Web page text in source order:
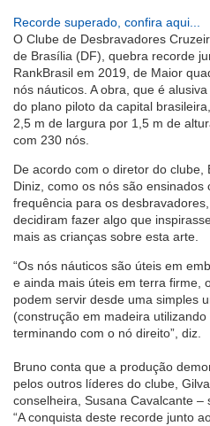
Recorde superado, confira aqui...
O Clube de Desbravadores
de Brasília (DF), quebra recorde
RankBrasil em 2019, de Maior
nós náuticos. A obra, que é
do plano piloto da capital
2,5 m de largura por 1,5 m de
com 230 nós.
De acordo com o diretor do clube,
Diniz, como os nós são ensinados
frequência para os
decidiram fazer algo que
mais as crianças sobre esta arte.
“Os nós náuticos são úteis em
e ainda mais úteis em terra firme,
podem servir desde uma simples
(construção em madeira
terminando com o nó direito”, diz.
Bruno conta que a produção
pelos outros líderes do clube,
conselheira, Susana Cavalcante
“A conquista deste recorde junto